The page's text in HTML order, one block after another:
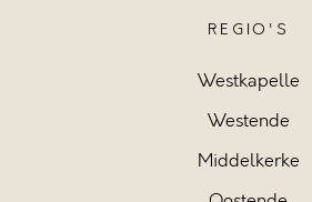
REGIO'S
Westkapelle
Westende
Middelkerke